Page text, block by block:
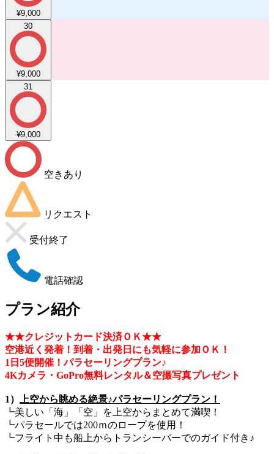
¥9,000
30
¥9,000
31
¥9,000
空きあり
リクエスト
受付終了
電話確認
プラン紹介
★★クレジットカード決済ＯＫ★★
空港近く発着！到着・出発日にも気軽に参加ＯＫ！
1日5便開催！パラセーリングプラン♪
4Kカメラ・GoPro無料レンタル＆空撮写真プレゼント
1） 上空から眺める絶景♪パラセーリングプラン！
┗美しい「海」「空」を上空からまとめて満喫！
┗パラセールでは200ｍのロープを使用！
┗フライト中も船上からトランシーバーでのガイド付き♪